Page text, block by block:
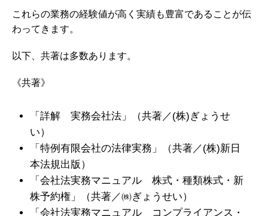
これらの業務の経験値が高く実績も豊富であることが伝
わってきます。
以下、共著は多数あります。
《共著》
「詳解 実務会社法」（共著／(株)ぎょうせ
い）
「特例有限会社の法律実務」（共著／(株)新日
本法規出版）
「会社法実務マニュアル 株式・種類株式・新
株予約権」（共著／㈱ぎょうせい）
「会社法実務マニュアル コンプライアンス・